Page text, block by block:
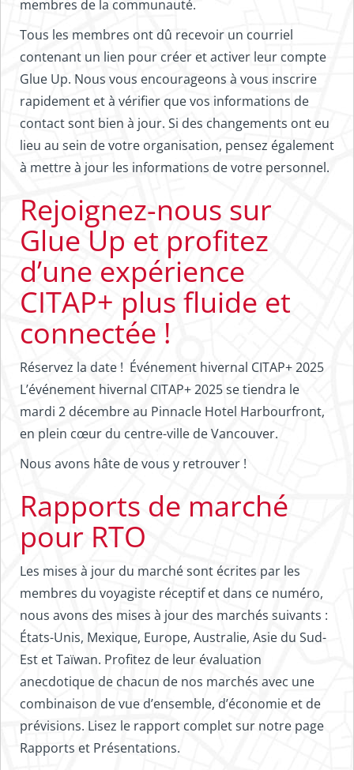
membres de la communauté.
Tous les membres ont dû recevoir un courriel
contenant un lien pour créer et activer leur compte
Glue Up. Nous vous encourageons à vous inscrire
rapidement et à vérifier que vos informations de
contact sont bien à jour. Si des changements ont eu
lieu au sein de votre organisation, pensez également
à mettre à jour les informations de votre personnel.
Rejoignez-nous sur
Glue Up et profitez
d’une expérience
CITAP+ plus fluide et
connectée !
Réservez la date ! Événement hivernal CITAP+ 2025
L’événement hivernal CITAP+ 2025 se tiendra le
mardi 2 décembre au Pinnacle Hotel Harbourfront,
en plein cœur du centre-ville de Vancouver.
Nous avons hâte de vous y retrouver !
Rapports de marché
pour RTO
Les mises à jour du marché sont écrites par les
membres du voyagiste réceptif et dans ce numéro,
nous avons des mises à jour des marchés suivants :
États-Unis, Mexique, Europe, Australie, Asie du Sud-
Est et Taïwan. Profitez de leur évaluation
anecdotique de chacun de nos marchés avec une
combinaison de vue d’ensemble, d’économie et de
prévisions. Lisez le rapport complet sur notre page
Rapports et Présentations.